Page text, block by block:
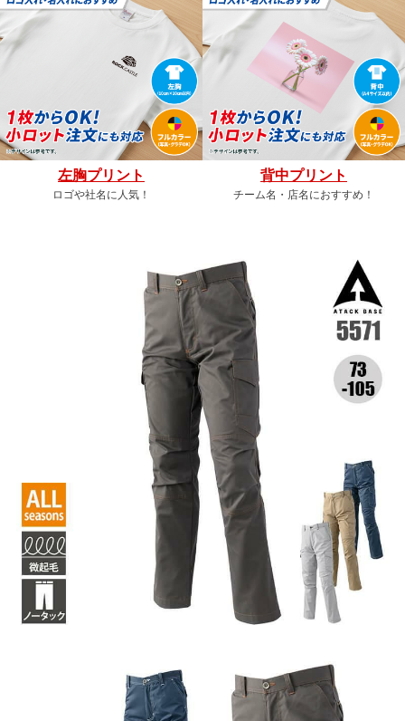
左胸プリント
ロゴや社名に人気！
背中プリント
チーム名・店名におすすめ！